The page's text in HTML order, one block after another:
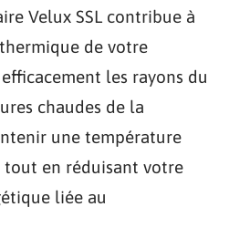
Velux SSL contribue à
de votre
les rayons du
chaudes de la
une température
tout en réduisant votre
liée au